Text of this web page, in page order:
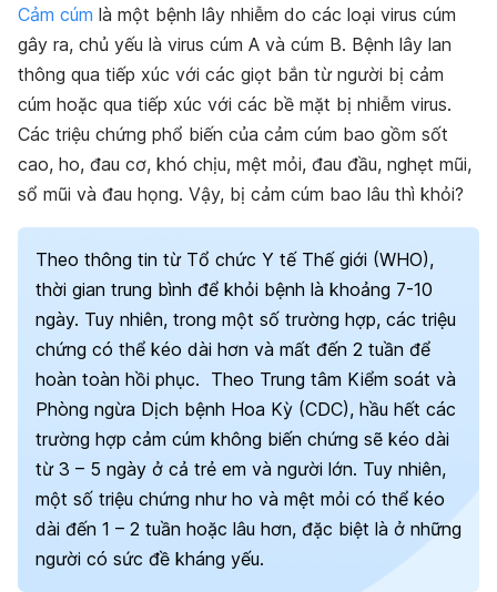
Cảm cúm là một bệnh lây nhiễm do các loại virus cúm
gây ra, chủ yếu là virus cúm A và cúm B. Bệnh lây lan
thông qua tiếp xúc với các giọt bắn từ người bị cảm
cúm hoặc qua tiếp xúc với các bề mặt bị nhiễm virus.
Các triệu chứng phổ biến của cảm cúm bao gồm sốt
cao, ho, đau cơ, khó chịu, mệt mỏi, đau đầu, nghẹt mũi,
sổ mũi và đau họng. Vậy, bị cảm cúm bao lâu thì khỏi?
Theo thông tin từ Tổ chức Y tế Thế giới (WHO),
thời gian trung bình để khỏi bệnh là khoảng 7-10
ngày. Tuy nhiên, trong một số trường hợp, các triệu
chứng có thể kéo dài hơn và mất đến 2 tuần để
hoàn toàn hồi phục. Theo Trung tâm Kiểm soát và
Phòng ngừa Dịch bệnh Hoa Kỳ (CDC), hầu hết các
trường hợp cảm cúm không biến chứng sẽ kéo dài
từ 3 – 5 ngày ở cả trẻ em và người lớn. Tuy nhiên,
một số triệu chứng như ho và mệt mỏi có thể kéo
dài đến 1 – 2 tuần hoặc lâu hơn, đặc biệt là ở những
người có sức đề kháng yếu.